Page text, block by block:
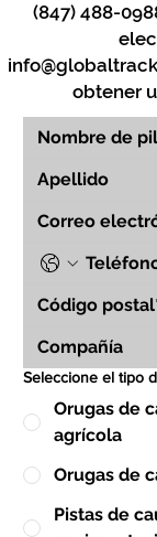
(847) 488-
obtener
Seleccione el tipo
Orugas de
agrícola
Orugas de
Pistas de